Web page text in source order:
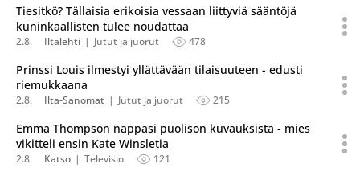
Tiesitkö? Tällaisia erikoisia vessaan liittyviä sääntöjä
kuninkaallisten tulee noudattaa
2.8. Iltalehti Jutut ja juorut 478
Prinssi Louis ilmestyi yllättävään tilaisuuteen - edusti
riemukkaana
2.8. Ilta-Sanomat Jutut ja juorut 215
Emma Thompson nappasi puolison kuvauksista - mies
vikitteli ensin Kate Winsletia
2.8. Katso Televisio 121